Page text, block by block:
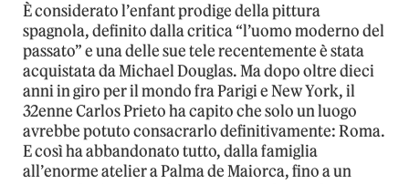
È considerato l’enfant prodige della pittura
spagnola, definito dalla critica “l’uomo moderno del
passato” e una delle sue tele recentemente è stata
acquistata da Michael Douglas. Ma dopo oltre dieci
anni in giro per il mondo fra Parigi e New York, il
32enne Carlos Prieto ha capito che solo un luogo
avrebbe potuto consacrarlo definitivamente: Roma.
E così ha abbandonato tutto, dalla famiglia
all’enorme atelier a Palma de Maiorca, fino a un